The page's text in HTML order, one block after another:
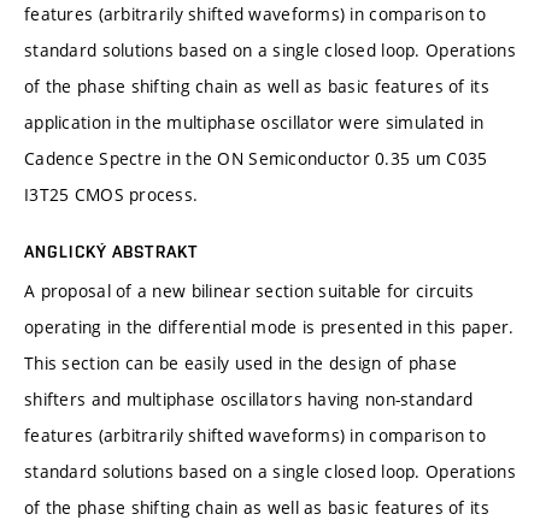
features (arbitrarily shifted waveforms) in comparison to
standard solutions based on a single closed loop. Operations
of the phase shifting chain as well as basic features of its
application in the multiphase oscillator were simulated in
Cadence Spectre in the ON Semiconductor 0.35 um C035
I3T25 CMOS process.
ANGLICKÝ ABSTRAKT
A proposal of a new bilinear section suitable for circuits
operating in the differential mode is presented in this paper.
This section can be easily used in the design of phase
shifters and multiphase oscillators having non-standard
features (arbitrarily shifted waveforms) in comparison to
standard solutions based on a single closed loop. Operations
of the phase shifting chain as well as basic features of its